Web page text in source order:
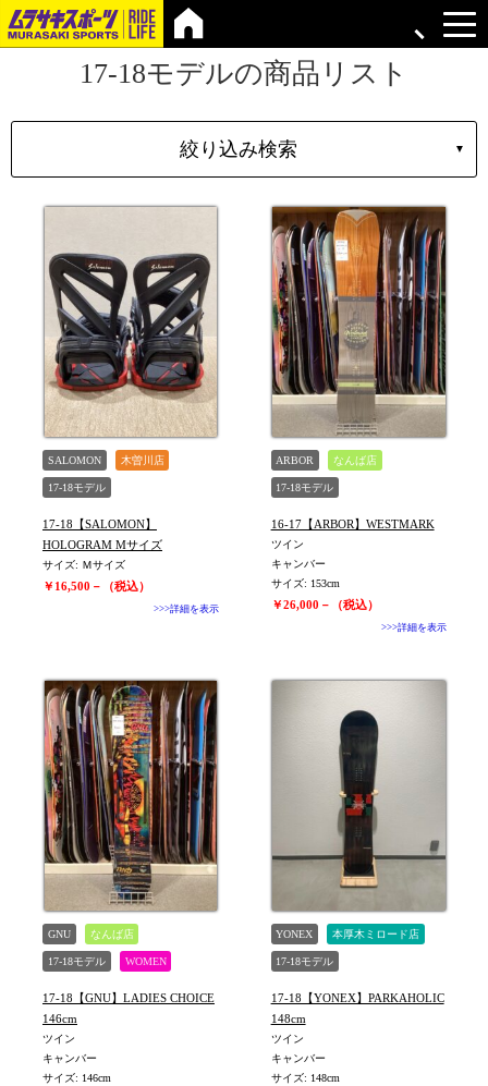
17-18モデルの商品リスト
絞り込み検索 ▼
ブランド
在庫店舗
SALOMON 木曽川店
17-18モデル
17-18【SALOMON】
HOLOGRAM Mサイズ
サイズ: Ｍサイズ
￥16,500－（税込）
>>>詳細を表示
ARBOR なんば店
17-18モデル
16-17【ARBOR】WESTMARK
ツイン
キャンバー
サイズ: 153cm
￥26,000－（税込）
>>>詳細を表示
GNU なんば店
17-18モデル WOMEN
17-18【GNU】LADIES CHOICE
146cm
ツイン
キャンバー
サイズ: 146cm
YONEX 本厚木ミロード店
17-18モデル
17-18【YONEX】PARKAHOLIC
148cm
ツイン
キャンバー
サイズ: 148cm